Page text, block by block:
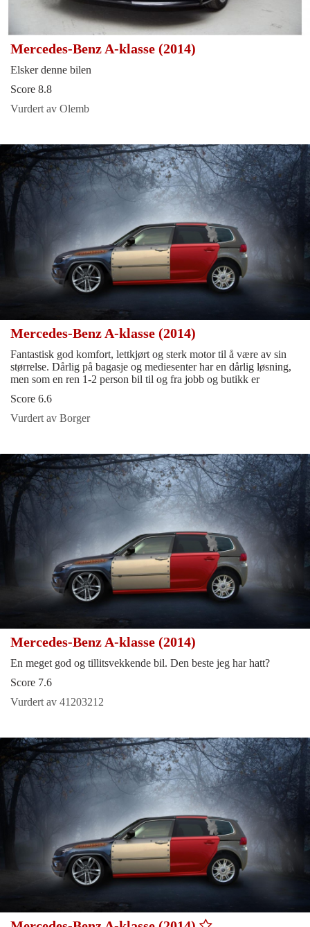
Mercedes-Benz A-klasse (2014)
Elsker denne bilen
Score 8.8
Vurdert av Olemb
Mercedes-Benz A-klasse (2014)
Fantastisk god komfort, lettkjørt og sterk motor til å være av sin
størrelse. Dårlig på bagasje og mediesenter har en dårlig løsning,
men som en ren 1-2 person bil til og fra jobb og butikk er
Score 6.6
Vurdert av Borger
Mercedes-Benz A-klasse (2014)
En meget god og tillitsvekkende bil. Den beste jeg har hatt?
Score 7.6
Vurdert av 41203212